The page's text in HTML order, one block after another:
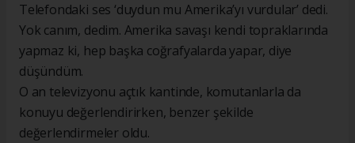
Telefondaki ses ‘duydun mu Amerika’yı vurdular’ dedi.
Yok canım, dedim. Amerika savaşı kendi topraklarında
yapmaz ki, hep başka coğrafyalarda yapar, diye
düşündüm.
O an televizyonu açtık kantinde, komutanlarla da
konuyu değerlendirirken, benzer şekilde
değerlendirmeler oldu.